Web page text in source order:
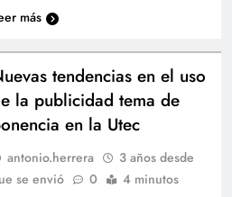
más
tendencias en el uso
la publicidad tema de
en la Utec
antonio.herrera
3 años desde
se envió
0 4 minutos